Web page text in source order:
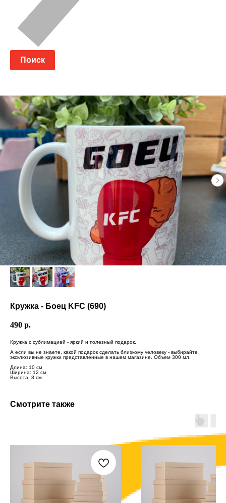
Поиск
Кружка - Боец KFC (690)
490 р.
Кружка с сублимацией - яркий и полезный подарок.
А если вы не знаете, какой подарок сделать близкому человеку - выбирайте
эксклюзивные кружки представленные в нашем магазине. Объем 300 мл.
Длина: 10 см
Ширина: 12 см
Высота: 8 см
Смотрите также